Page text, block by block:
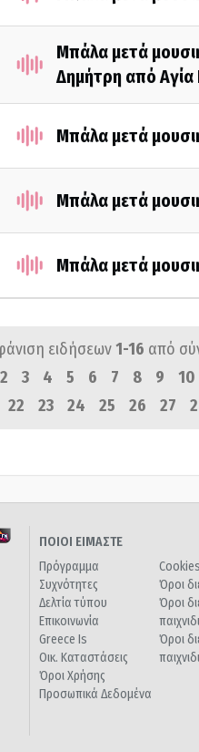
Μπάλα μετά
Δημήτρη από
Μπάλα μετά
Μπάλα μετά
Μπάλα μετά
ειδήσεων1-16 από
2 3 4 5 6 7 8 9 10
22 23 24 25 26 27
ΠΟΙΟΙ ΕΙΜΑΣΤΕ
Πρόγραμμα
Συχνότητες
Δελτία τύπου
Επικοινωνία
Greece Is
Οικ. Καταστάσεις
Όροι Χρήσης
Προσωπικά Δεδομένα
Cookies
Όροι
Όροι
Όροι